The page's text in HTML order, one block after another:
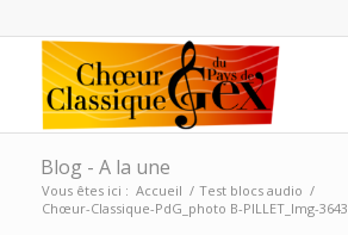
Blog - A la une
Vous êtes ici : Accueil / Test blocs audio /
Chœur-Classique-PdG_photo B-PILLET_Img-3643